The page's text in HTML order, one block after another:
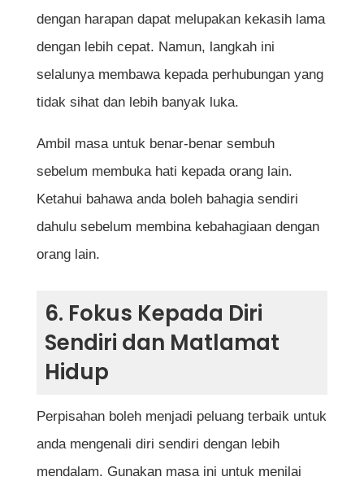
dengan harapan dapat melupakan kekasih lama
dengan lebih cepat. Namun, langkah ini
selalunya membawa kepada perhubungan yang
tidak sihat dan lebih banyak luka.
Ambil masa untuk benar-benar sembuh
sebelum membuka hati kepada orang lain.
Ketahui bahawa anda boleh bahagia sendiri
dahulu sebelum membina kebahagiaan dengan
orang lain.
6. Fokus Kepada Diri
Sendiri dan Matlamat
Hidup
Perpisahan boleh menjadi peluang terbaik untuk
anda mengenali diri sendiri dengan lebih
mendalam. Gunakan masa ini untuk menilai